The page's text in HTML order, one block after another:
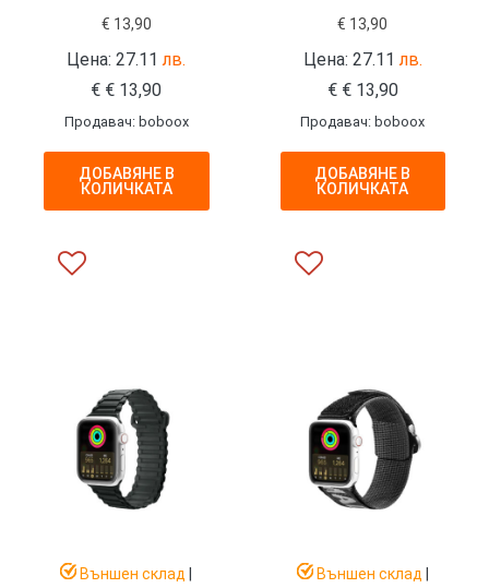
€ 13,90
Цена: 27.11лв.
€ € 13,90
Продавач: boboox
ДОБАВЯНЕ В
КОЛИЧКАТА
€ 13,90
Цена: 27.11 лв.
€ €13,90
Продавач: boboox
ДОБАВЯНЕ В
КОЛИЧКАТА
Външен склад Външен склад